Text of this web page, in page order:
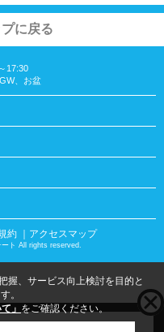
に戻る
17:30
、お盆
約 ｜アクセスマップ
ト All rights reserved.
勧めな物件
握、サービス向上検討を目的と
。
」 をご確認ください。